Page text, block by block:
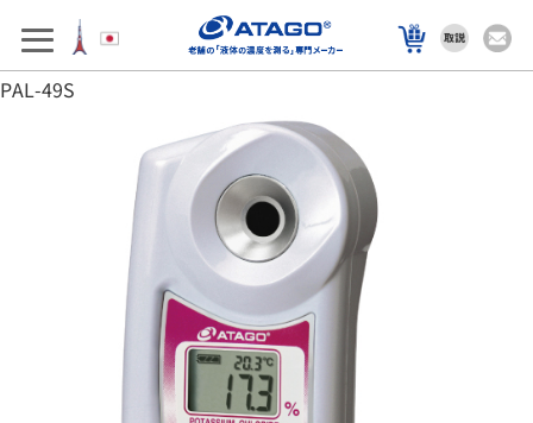
アフターサポート
製品を選ぶ
PAL-49S